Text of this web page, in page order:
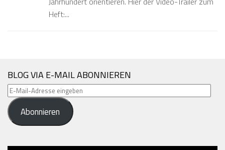
Heft:...
BLOG VIA E-MAIL ABONNIEREN
E-
Mail-
Adresse
eingeben
Abonnieren